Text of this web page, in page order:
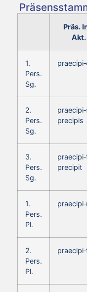
Präs.
Akt.
1.
Pers.
Sg.
2.
Pers.
Sg.
precipis
3.
Pers.
Sg.
precipit
1.
Pers.
Pl.
2.
Pers.
Pl.